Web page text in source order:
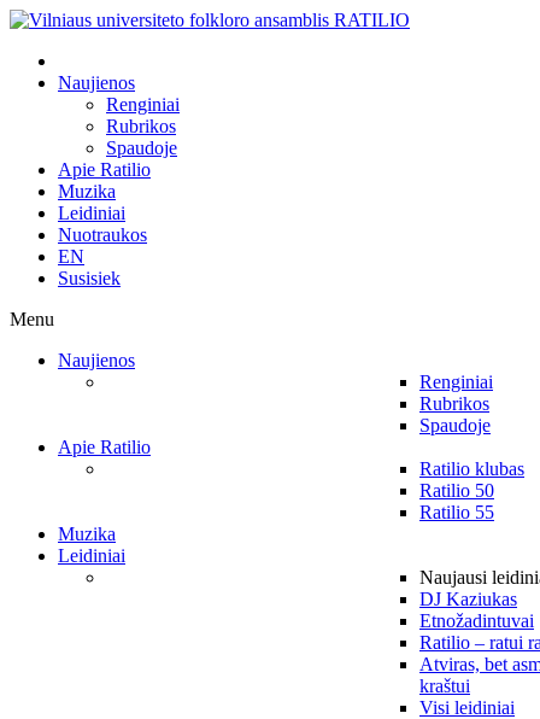
Naujienos
Renginiai
Rubrikos
Spaudoje
Apie Ratilio
Muzika
Leidiniai
Nuotraukos
EN
Susisiek
Menu
Naujienos
Renginiai
Rubrikos
Spaudoje
Apie Ratilio
Ratilio klubas
Ratilio 50
Ratilio 55
Muzika
Leidiniai
Naujausi
DJ Kaziukas
Etnožadintuvai
Ratilio – ratui
Atviras, bet
kraštui
Visi leidiniai